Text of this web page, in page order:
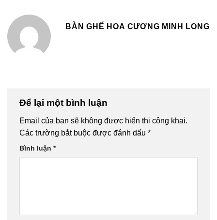
BÀN GHẾ HOA CƯƠNG MINH LONG
Để lại một bình luận
Email của bạn sẽ không được hiển thị công khai.
Các trường bắt buộc được đánh dấu *
Bình luận *